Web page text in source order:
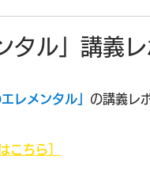
タル」講義
エレメンタル」 の講義レ
こちら］